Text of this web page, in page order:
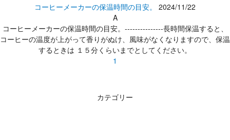
コーヒーメーカーの保温時間の目安。
2024/11/22
A
コーヒーメーカーの保温時間の目安。---------------長時間保温すると、
コーヒーの温度が上がって香りがぬけ、風味がなくなりますので、保温
するときは １５分くらいまでとしてください。
1
カテゴリー